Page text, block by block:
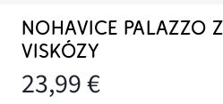
NOHAVICE PALAZZO
VISKÓZY
23,99 €